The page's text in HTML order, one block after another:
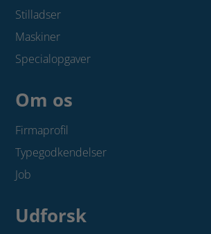
Stilladser
Maskiner
Specialopgaver
Om os
Firmaprofil
Typegodkendelser
Job
Udforsk